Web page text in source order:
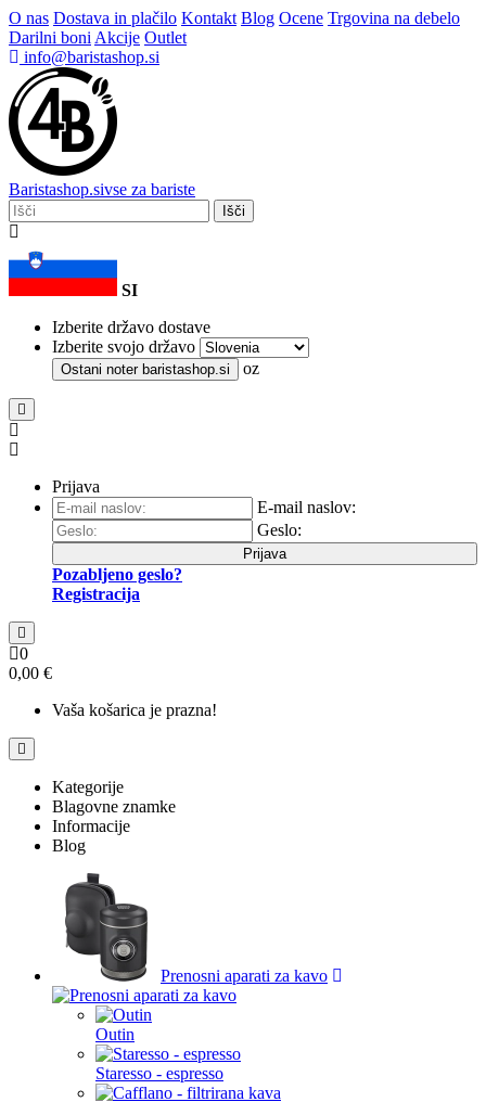
O nas Dostava in plačilo Kontakt Blog Ocene Trgovina na debelo
Darilni boni Akcije Outlet
info@baristashop.si
Baristashop.sivse za bariste
Išči
SI
Izberite državo dostave
Izberite svojo državo
Ostani noter baristashop.si oz
Prijava
E-mail naslov:
Geslo:
Prijava
Pozabljeno geslo?
Registracija
0
0,00 €
Vaša košarica je prazna!
Kategorije
Blagovne znamke
Informacije
Blog
Prenosni aparati za kavo
Outin
Staresso - espresso